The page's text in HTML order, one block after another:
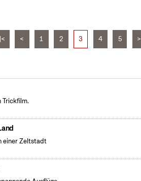
|< < 1 2 3 4 5 >
Trickfilm.
einer Zeltstadt